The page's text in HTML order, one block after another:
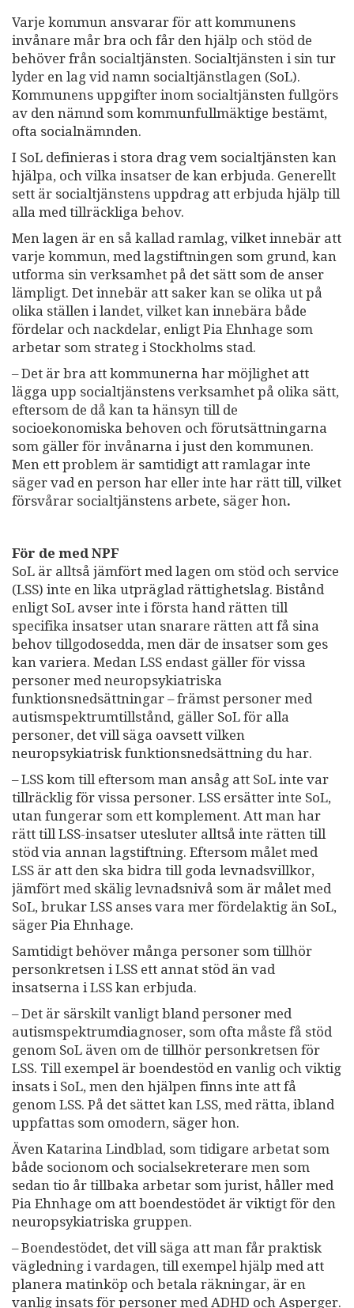
Varje kommun ansvarar för att kommunens
invånare mår bra och får den hjälp och stöd de
behöver från socialtjänsten. Socialtjänsten i sin tur
lyder en lag vid namn socialtjänstlagen (SoL).
Kommunens uppgifter inom socialtjänsten fullgörs
av den nämnd som kommunfullmäktige bestämt,
ofta socialnämnden.
I SoL definieras i stora drag vem socialtjänsten kan
hjälpa, och vilka insatser de kan erbjuda. Generellt
sett är socialtjänstens uppdrag att erbjuda hjälp till
alla med tillräckliga behov.
Men lagen är en så kallad ramlag, vilket innebär att
varje kommun, med lagstiftningen som grund, kan
utforma sin verksamhet på det sätt som de anser
lämpligt. Det innebär att saker kan se olika ut på
olika ställen i landet, vilket kan innebära både
fördelar och nackdelar, enligt Pia Ehnhage som
arbetar som strateg i Stockholms stad.
– Det är bra att kommunerna har möjlighet att
lägga upp socialtjänstens verksamhet på olika sätt,
eftersom de då kan ta hänsyn till de
socioekonomiska behoven och förutsättningarna
som gäller för invånarna i just den kommunen.
Men ett problem är samtidigt att ramlagar inte
säger vad en person har eller inte har rätt till, vilket
försvårar socialtjänstens arbete, säger hon.
För de med NPF
SoL är alltså jämfört med lagen om stöd och service
(LSS) inte en lika utpräglad rättighetslag. Bistånd
enligt SoL avser inte i första hand rätten till
specifika insatser utan snarare rätten att få sina
behov tillgodosedda, men där de insatser som ges
kan variera. Medan LSS endast gäller för vissa
personer med neuropsykiatriska
funktionsnedsättningar – främst personer med
autismspektrumtillstånd, gäller SoL för alla
personer, det vill säga oavsett vilken
neuropsykiatrisk funktionsnedsättning du har.
– LSS kom till eftersom man ansåg att SoL inte var
tillräcklig för vissa personer. LSS ersätter inte SoL,
utan fungerar som ett komplement. Att man har
rätt till LSS-insatser utesluter alltså inte rätten till
stöd via annan lagstiftning. Eftersom målet med
LSS är att den ska bidra till goda levnadsvillkor,
jämfört med skälig levnadsnivå som är målet med
SoL, brukar LSS anses vara mer fördelaktig än SoL,
säger Pia Ehnhage.
Samtidigt behöver många personer som tillhör
personkretsen i LSS ett annat stöd än vad
insatserna i LSS kan erbjuda.
– Det är särskilt vanligt bland personer med
autismspektrumdiagnoser, som ofta måste få stöd
genom SoL även om de tillhör personkretsen för
LSS. Till exempel är boendestöd en vanlig och viktig
insats i SoL, men den hjälpen finns inte att få
genom LSS. På det sättet kan LSS, med rätta, ibland
uppfattas som omodern, säger hon.
Även Katarina Lindblad, som tidigare arbetat som
både socionom och socialsekreterare men som
sedan tio år tillbaka arbetar som jurist, håller med
Pia Ehnhage om att boendestödet är viktigt för den
neuropsykiatriska gruppen.
– Boendestödet, det vill säga att man får praktisk
vägledning i vardagen, till exempel hjälp med att
planera matinköp och betala räkningar, är en
vanlig insats för personer med ADHD och Asperger.